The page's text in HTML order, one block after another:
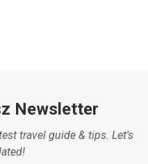
Newsletter
travel guide & tips. Let's